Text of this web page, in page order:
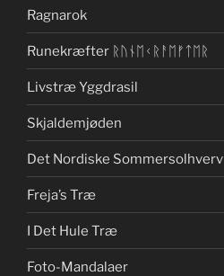
Ragnarok
Runekræfter ᚱᚢᚾᛖᚲᚱᚨᛖᚠᛏᛖᚱ
Livstræ Yggdrasil
Skjaldemjøden
Det Nordiske Sommersolhverv
Freja’s Træ
I Det Hule Træ
Foto-Mandalaer